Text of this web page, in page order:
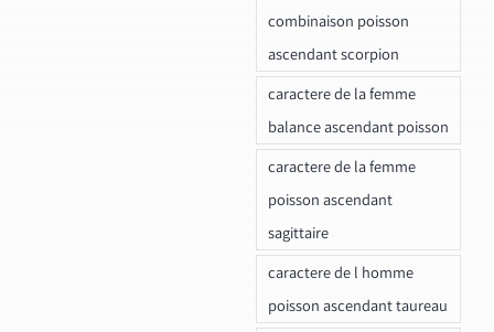
combinaison poisson
ascendant scorpion
caractere de la femme
balance ascendant poisson
caractere de la femme
poisson ascendant
sagittaire
caractere de l homme
poisson ascendant taureau